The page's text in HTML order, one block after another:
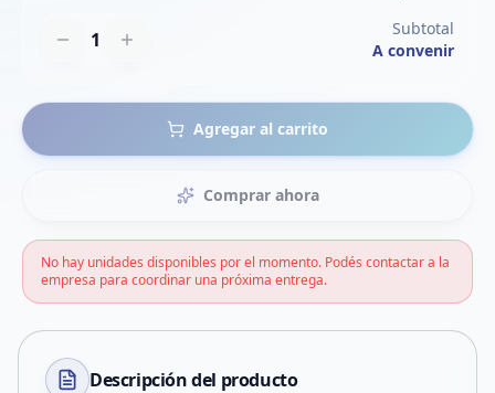
1
Subtotal
A convenir
Agregar al carrito
Comprar ahora
No hay unidades disponibles por el momento. Podés contactar a la
empresa para coordinar una próxima entrega.
Descripción del producto